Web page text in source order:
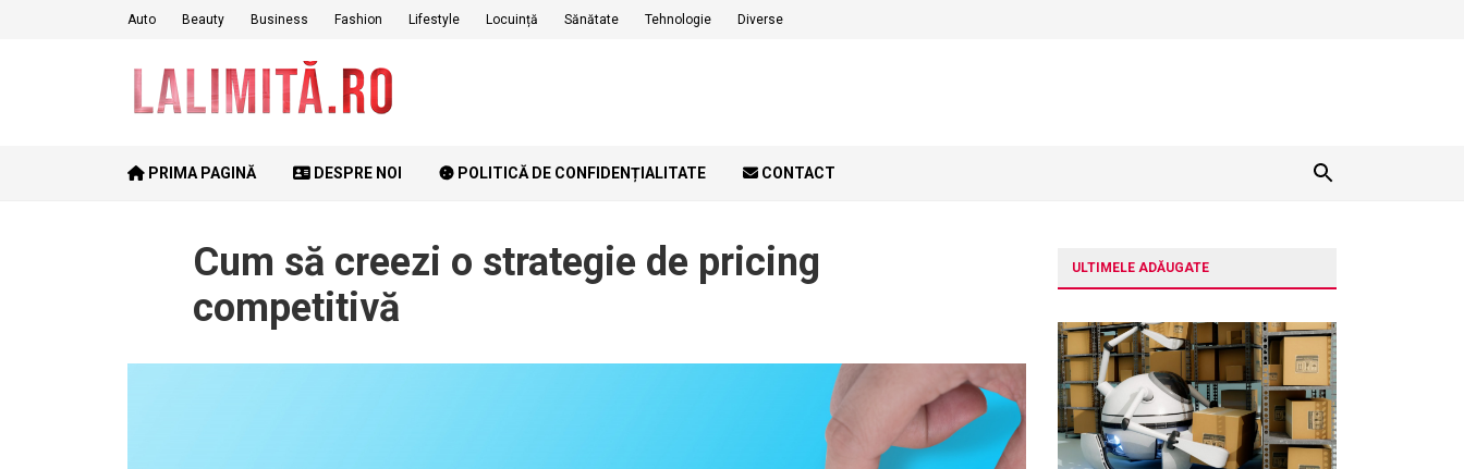
Auto Beauty Business Fashion Lifestyle Locuință Sănătate Tehnologie Diverse
PRIMA PAGINĂ DESPRE NOI POLITICĂ DE CONFIDENȚIALITATE CONTACT
Cum să creezi o strategie de pricing
competitivă
ULTIMELE ADĂUGATE